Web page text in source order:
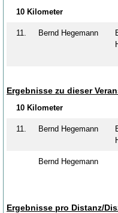
10 Kilometer
11. Bernd Hegemann
Ergebnisse zu dieser
10 Kilometer
11. Bernd Hegemann
Bernd Hegemann
Ergebnisse pro Distanz/